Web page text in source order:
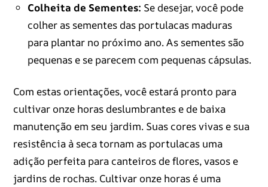
Colheita de Sementes: Se desejar, você pode
colher as sementes das portulacas maduras
para plantar no próximo ano. As sementes são
pequenas e se parecem com pequenas cápsulas.
Com estas orientações, você estará pronto para
cultivar onze horas deslumbrantes e de baixa
manutenção em seu jardim. Suas cores vivas e sua
resistência à seca tornam as portulacas uma
adição perfeita para canteiros de flores, vasos e
jardins de rochas. Cultivar onze horas é uma